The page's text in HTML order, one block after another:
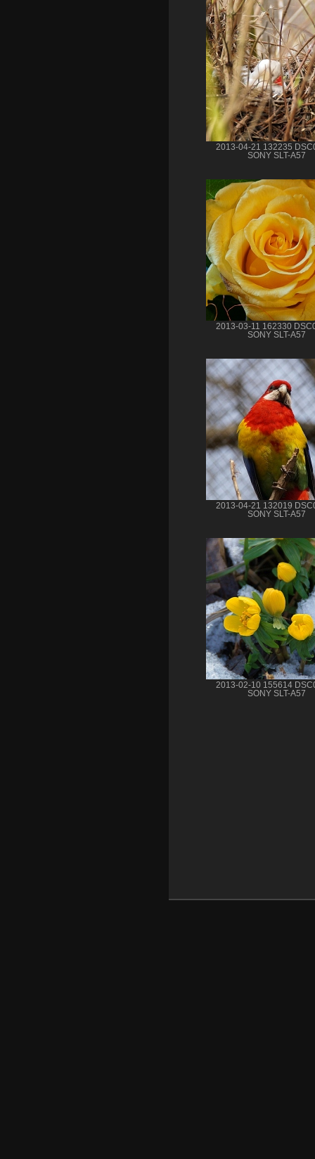
2013-04-21 132235
SONY SLT-A57
2013-03-11 162330
SONY SLT-A57
2013-04-21 132019
SONY SLT-A57
2013-02-10 155614
SONY SLT-A57